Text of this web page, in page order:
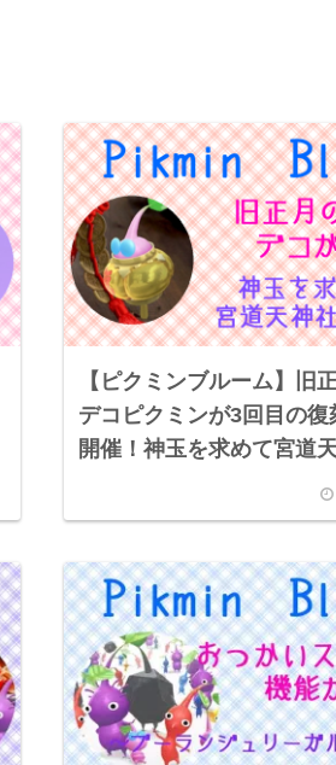
【ピクミンブルーム】旧
デコピクミンが3回目の復
開催！神玉を求めて宮道